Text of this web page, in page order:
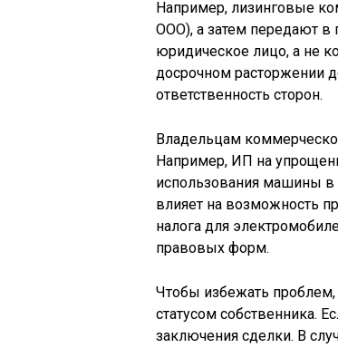
Например, лизинговые
ООО), а затем передают в
юридическое лицо, а не
досрочном расторжении
ответственность сторон.
Владельцам
Например, ИП на
использования машины в
влияет на возможность
налога для
правовых форм.
Чтобы избежать
статусом собственника.
заключения сделки. В